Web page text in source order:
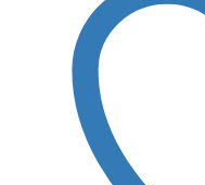
2P+T
cantidad